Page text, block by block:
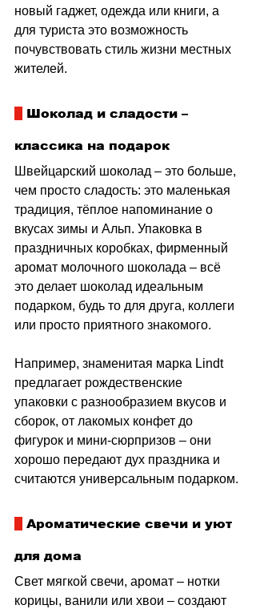
новый гаджет, одежда или книги, а
для туриста это возможность
почувствовать стиль жизни местных
жителей.
Шоколад и сладости –
классика на подарок
Швейцарский шоколад – это больше,
чем просто сладость: это маленькая
традиция, тёплое напоминание о
вкусах зимы и Альп. Упаковка в
праздничных коробках, фирменный
аромат молочного шоколада – всё
это делает шоколад идеальным
подарком, будь то для друга, коллеги
или просто приятного знакомого.
Например, знаменитая марка Lindt
предлагает рождественские
упаковки с разнообразием вкусов и
сборок, от лакомых конфет до
фигурок и мини‑сюрпризов – они
хорошо передают дух праздника и
считаются универсальным подарком.
Ароматические свечи и уют
для дома
Свет мягкой свечи, аромат – нотки
корицы, ванили или хвои – создают